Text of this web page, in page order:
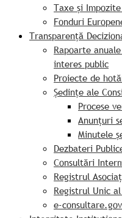
Taxe și
Fonduri
Transparență
Rapoarte
interes public
Proiecte de
Ședințe ale
Procese
Anunțuri
Minutele
Dezbateri
Consultări
Registrul
Registrul Unic
e-